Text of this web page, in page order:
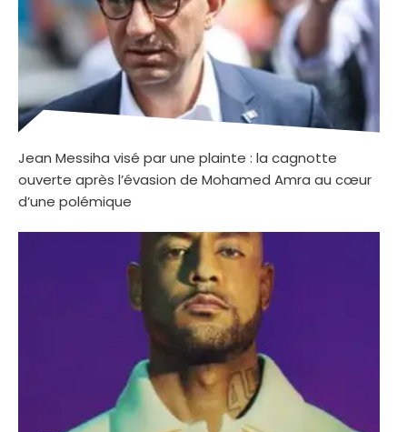
Jean Messiha visé par une plainte : la cagnotte
ouverte après l’évasion de Mohamed Amra au cœur
d’une polémique